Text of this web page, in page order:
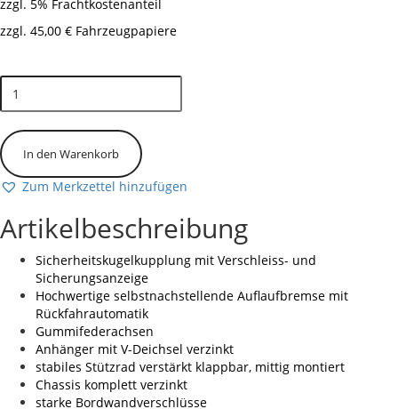
zzgl. 5% Frachtkostenanteil
zzgl. 45,00 € Fahrzeugpapiere
BT
4260
mit
E-
Pumpe
1800
mit
Nothandpumpe
Menge
In den Warenkorb
Zum Merkzettel hinzufügen
Artikelbeschreibung
Sicherheitskugelkupplung mit Verschleiss- und
Sicherungsanzeige
Hochwertige selbstnachstellende Auflaufbremse mit
Rückfahrautomatik
Gummifederachsen
Anhänger mit V-Deichsel verzinkt
stabiles Stützrad verstärkt klappbar, mittig montiert
Chassis komplett verzinkt
starke Bordwandverschlüsse